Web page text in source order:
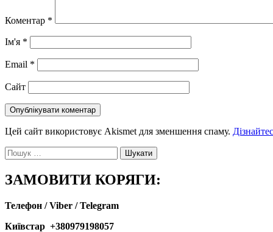
Коментар *
Ім'я *
Email *
Сайт
Цей сайт використовує Akismet для зменшення спаму.
Пошук:
ЗАМОВИТИ КОРЯГИ:
Телефон / Viber / Telegram
Київстар +380979198057